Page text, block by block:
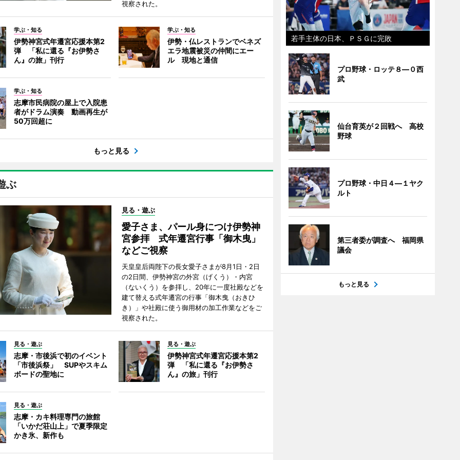
視察された。
学ぶ・知る
伊勢神宮式年遷宮応援本第2
弾 「私に還る『お伊勢さ
ん』の旅」刊行
学ぶ・知る
伊勢・仏レストランでベネズ
エラ地震被災の仲間にエー
ル 現地と通信
学ぶ・知る
志摩市民病院の屋上で入院患
者がドラム演奏 動画再生が
50万回超に
もっと見る
ぶ
見る・遊ぶ
愛子さま、パール身につけ伊勢神
宮参拝 式年遷宮行事「御木曳」
などご視察
天皇皇后両陛下の長女愛子さまが8月1日・2日
の2日間、伊勢神宮の外宮（げくう）・内宮
（ないくう）を参拝し、20年に一度社殿などを
建て替える式年遷宮の行事「御木曳（おきひ
き）」や社殿に使う御用材の加工作業などをご
視察された。
見る・遊ぶ
志摩・市後浜で初のイベント
「市後浜祭」 SUPやスキム
ボードの聖地に
見る・遊ぶ
伊勢神宮式年遷宮応援本第2
弾 「私に還る『お伊勢さ
ん』の旅」刊行
見る・遊ぶ
志摩・カキ料理専門の旅館
「いかだ荘山上」で夏季限定
かき氷、新作も
若手主体の日本、ＰＳＧに完敗
プロ野球・ロッテ８―０西
武
仙台育英が２回戦へ 高校
野球
プロ野球・中日４―１ヤク
ルト
第三者委が調査へ 福岡県
議会
もっと見る